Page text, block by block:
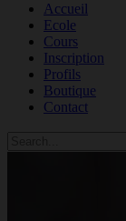
Accueil
Ecole
Cours
Inscription
Profils
Boutique
Contact